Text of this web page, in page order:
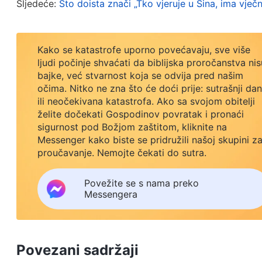
autoritet i silu. Takvi ljudi osjete nešto kada čuju
Moj; Ja ih poznajem i one idu za Mnom ”(Iv 10,27)
da Božje ovce moraju imati iskustvo s Božjim
posjedovati neko istinsko znanje o Bogu prije
nam da će oni koji su Božje ovce prirodno čuti
koji imaju duhovno razumijevanje posjeduju taj
oni koji ga nemaju nisu Božje ovce. Svemogući
toliko mnogo ljudi u vjerskom svijetu i dalje opire
djevice koje su već pale u tamu. Oni su antikristi,
Pa kako možete čuti Božji glas? Trebate tražiti i
da te istine ne posjeduje nijedan čovjek, i da ih
Sljedeće: Što doista znači „Tko vjeruje u Sina, ima
Kako se katastrofe uporno povećavaju, sve više
ljudi počinje shvaćati da biblijska proročanstva
bajke, već stvarnost koja se odvija pred našim
očima. Nitko ne zna što će doći prije: sutrašnji dan
ili neočekivana katastrofa. Ako sa svojom obitelji
želite dočekati Gospodinov povratak i pronaći
sigurnost pod Božjom zaštitom, kliknite na
Messenger kako biste se pridružili našoj skupini za
proučavanje. Nemojte čekati do sutra.
Povežite se s nama preko
Messengera
Povezani sadržaji